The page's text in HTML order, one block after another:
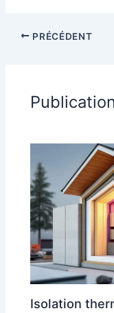
PRÉCÉDENT
Isolation